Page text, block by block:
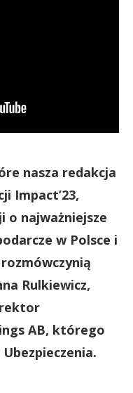
nasza redakcja
Impact’23,
o najważniejsze
w Polsce i
Rulkiewicz,
AB, którego